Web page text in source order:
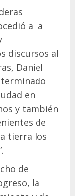
a la
discursos al
Daniel
en
y también
de
tierra los
de
la